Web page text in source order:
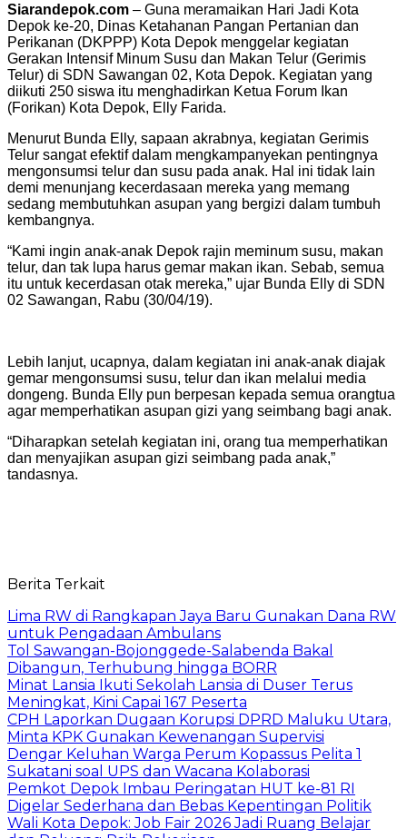
Siarandepok.com – Guna meramaikan Hari Jadi Kota
Depok ke-20, Dinas Ketahanan Pangan Pertanian dan
Perikanan (DKPPP) Kota Depok menggelar kegiatan
Gerakan Intensif Minum Susu dan Makan Telur (Gerimis
Telur) di SDN Sawangan 02, Kota Depok. Kegiatan yang
diikuti 250 siswa itu menghadirkan Ketua Forum Ikan
(Forikan) Kota Depok, Elly Farida.
Menurut Bunda Elly, sapaan akrabnya, kegiatan Gerimis
Telur sangat efektif dalam mengkampanyekan pentingnya
mengonsumsi telur dan susu pada anak. Hal ini tidak lain
demi menunjang kecerdasaan mereka yang memang
sedang membutuhkan asupan yang bergizi dalam tumbuh
kembangnya.
“Kami ingin anak-anak Depok rajin meminum susu, makan
telur, dan tak lupa harus gemar makan ikan. Sebab, semua
itu untuk kecerdasan otak mereka,” ujar Bunda Elly di SDN
02 Sawangan, Rabu (30/04/19).
Lebih lanjut, ucapnya, dalam kegiatan ini anak-anak diajak
gemar mengonsumsi susu, telur dan ikan melalui media
dongeng. Bunda Elly pun berpesan kepada semua orangtua
agar memperhatikan asupan gizi yang seimbang bagi anak.
“Diharapkan setelah kegiatan ini, orang tua memperhatikan
dan menyajikan asupan gizi seimbang pada anak,”
tandasnya.
Berita Terkait
Lima RW di Rangkapan Jaya Baru Gunakan Dana RW
untuk Pengadaan Ambulans
Tol Sawangan-Bojonggede-Salabenda Bakal
Dibangun, Terhubung hingga BORR
Minat Lansia Ikuti Sekolah Lansia di Duser Terus
Meningkat, Kini Capai 167 Peserta
CPH Laporkan Dugaan Korupsi DPRD Maluku Utara,
Minta KPK Gunakan Kewenangan Supervisi
Dengar Keluhan Warga Perum Kopassus Pelita 1
Sukatani soal UPS dan Wacana Kolaborasi
Pemkot Depok Imbau Peringatan HUT ke-81 RI
Digelar Sederhana dan Bebas Kepentingan Politik
Wali Kota Depok: Job Fair 2026 Jadi Ruang Belajar